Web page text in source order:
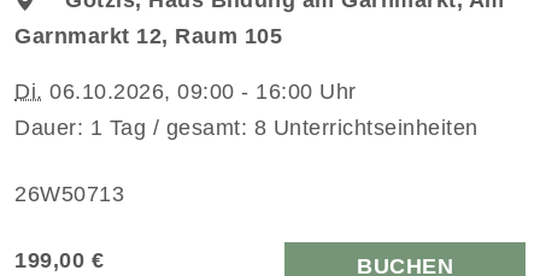
Garnmarkt 12, Raum 105
Di. 06.10.2026, 09:00 - 16:00 Uhr
Dauer: 1 Tag / gesamt: 8 Unterrichtseinheiten
26W50713
199,00 € BUCHEN